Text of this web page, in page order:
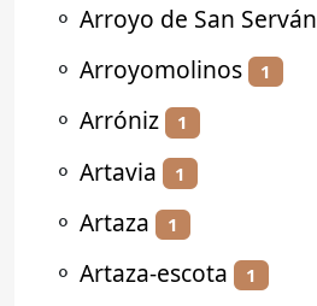
⚬ Arroyo de San Serván
⚬ Arroyomolinos 1
⚬ Arróniz 1
⚬ Artavia 1
⚬ Artaza 1
⚬ Artaza-escota 1